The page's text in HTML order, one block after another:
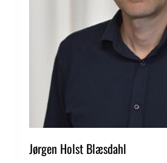
Jørgen Holst Blæsdahl